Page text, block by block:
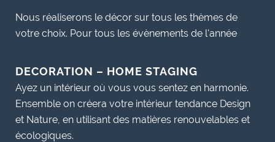
Nous réaliserons le décor sur tous les thèmes de
votre choix. Pour tous les évènements de l'année
DECORATION – HOME STAGING
Ayez un intérieur où vous vous sentez en harmonie.
Ensemble on créera votre intérieur tendance Design
et Nature, en utilisant des matières renouvelables et
écologiques.